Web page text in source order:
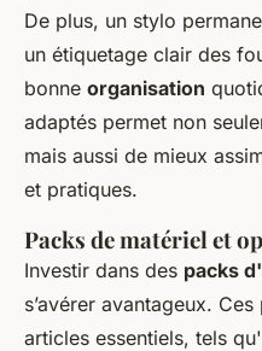
De plus, un stylo
un étiquetage clair des
bonne organisation
adaptés permet non
mais aussi de mieux
et pratiques.
Packs de matériel et
Investir dans des packs
s’avérer avantageux.
articles essentiels, tels